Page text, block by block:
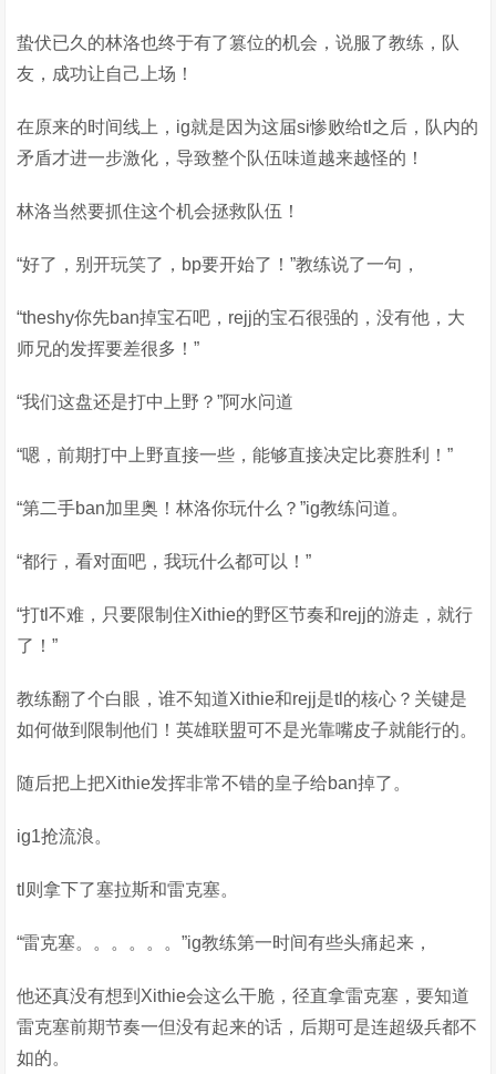
蛰伏已久的林洛也终于有了篡位的机会，说服了教练，队
友，成功让自己上场！
在原来的时间线上，ig就是因为这届si惨败给tl之后，队内的
矛盾才进一步激化，导致整个队伍味道越来越怪的！
林洛当然要抓住这个机会拯救队伍！
“好了，别开玩笑了，bp要开始了！”教练说了一句，
“theshy你先ban掉宝石吧，rejj的宝石很强的，没有他，大
师兄的发挥要差很多！”
“我们这盘还是打中上野？”阿水问道
“嗯，前期打中上野直接一些，能够直接决定比赛胜利！”
“第二手ban加里奥！林洛你玩什么？”ig教练问道。
“都行，看对面吧，我玩什么都可以！”
“打tl不难，只要限制住Xithie的野区节奏和rejj的游走，就行
了！”
教练翻了个白眼，谁不知道Xithie和rejj是tl的核心？关键是
如何做到限制他们！英雄联盟可不是光靠嘴皮子就能行的。
随后把上把Xithie发挥非常不错的皇子给ban掉了。
ig1抢流浪。
tl则拿下了塞拉斯和雷克塞。
“雷克塞。。。。。。”ig教练第一时间有些头痛起来，
他还真没有想到Xithie会这么干脆，径直拿雷克塞，要知道
雷克塞前期节奏一但没有起来的话，后期可是连超级兵都不
如的。